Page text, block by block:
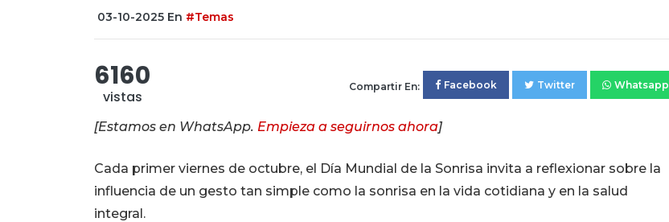
03-10-2025 En #Temas
6160
vistas
Compartir En: Facebook Twitter Whatsapp
[Estamos en WhatsApp. Empieza a seguirnos ahora]
Cada primer viernes de octubre, el Día Mundial de la Sonrisa invita a reflexionar sobre la
influencia de un gesto tan simple como la sonrisa en la vida cotidiana y en la salud
integral.